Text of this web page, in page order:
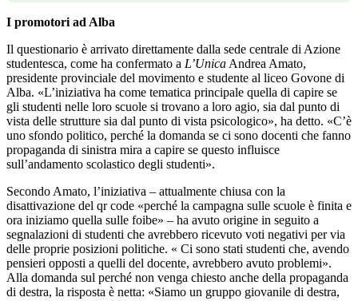
I promotori ad Alba
Il questionario è arrivato direttamente dalla sede centrale di Azione
studentesca, come ha confermato a L’Unica Andrea Amato,
presidente provinciale del movimento e studente al liceo Govone di
Alba. «L’iniziativa ha come tematica principale quella di capire se
gli studenti nelle loro scuole si trovano a loro agio, sia dal punto di
vista delle strutture sia dal punto di vista psicologico», ha detto. «C’è
uno sfondo politico, perché la domanda se ci sono docenti che fanno
propaganda di sinistra mira a capire se questo influisce
sull’andamento scolastico degli studenti».
Secondo Amato, l’iniziativa – attualmente chiusa con la
disattivazione del qr code «perché la campagna sulle scuole è finita e
ora iniziamo quella sulle foibe» – ha avuto origine in seguito a
segnalazioni di studenti che avrebbero ricevuto voti negativi per via
delle proprie posizioni politiche. « Ci sono stati studenti che, avendo
pensieri opposti a quelli del docente, avrebbero avuto problemi».
Alla domanda sul perché non venga chiesto anche della propaganda
di destra, la risposta è netta: «Siamo un gruppo giovanile di destra,